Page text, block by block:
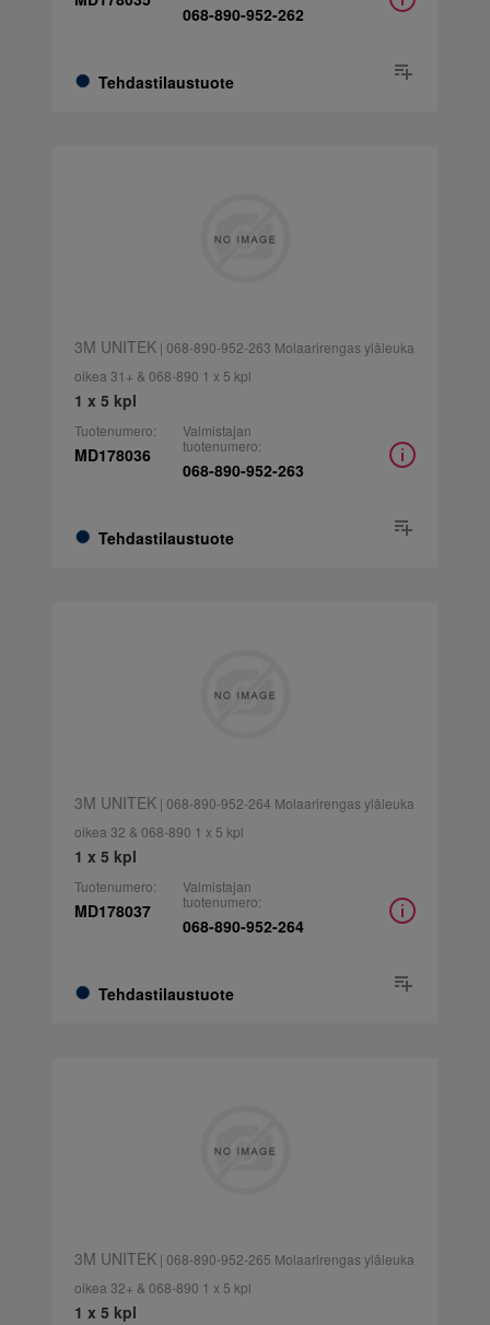
Tehdastilaustuote
068-890-952-262
3M UNITEK| 068-890-952-263 Molaarirengas yläleuka
oikea 31+ & 068-890 1 x 5 kpl
1 x 5 kpl
Tuotenumero:
MD178036
Tehdastilaustuote
Valmistajan
tuotenumero:
068-890-952-263
3M UNITEK| 068-890-952-264 Molaarirengas yläleuka
oikea 32 & 068-890 1 x 5 kpl
1 x 5 kpl
Tuotenumero:
MD178037
Tehdastilaustuote
Valmistajan
tuotenumero:
068-890-952-264
3M UNITEK| 068-890-952-265 Molaarirengas yläleuka
oikea 32+ & 068-890 1 x 5 kpl
1 x 5 kpl